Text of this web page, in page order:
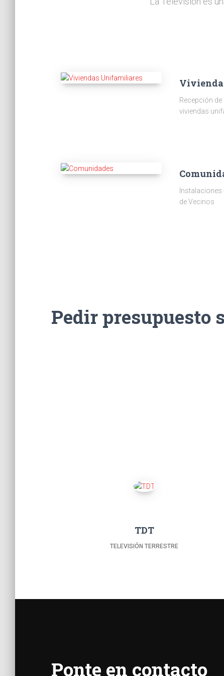
Recepción
viviendas
Instalaciones
de Vecinos
Pedir presupuesto
TDT
TELEVISIÓN TERRESTRE
Ponte en contacto